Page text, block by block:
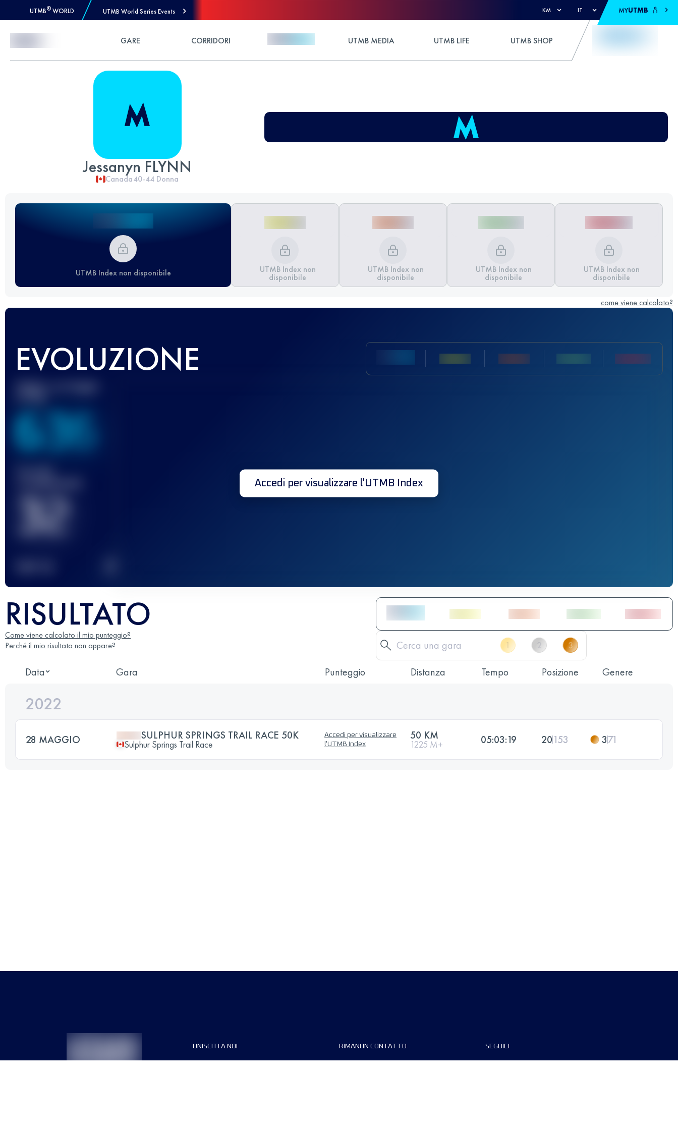
UTMB® WORLD UTMB World Series Events KM IT MYUTMB
GARE CORRIDORI UTMB MEDIA UTMB LIFE UTMB SHOP
Jessanyn FLYNN
Canada40-44 Donna
UTMB Index non disponibile UTMB Index non
disponibile
UTMB Index non
disponibile
UTMB Index non
disponibile
UTMB Index non
disponibile
come viene calcolato?
EVOLUZIONE
Miglior punteggio
636
Gara(e)
32
Accedi per visualizzare l'UTMB Index
RISULTATO
Come viene calcolato il mio punteggio?
Perché il mio risultato non appare?
Data Gara Punteggio Distanza Tempo Posizione Genere
2022
28 MAGGIO SULPHUR SPRINGS TRAIL RACE 50K
Sulphur Springs Trail Race
Accedi per visualizzare
l'UTMB Index
50 KM
1225 M+ 05:03:19 20153 371
UNISCITI A NOI RIMANI IN CONTATTO SEGUICI